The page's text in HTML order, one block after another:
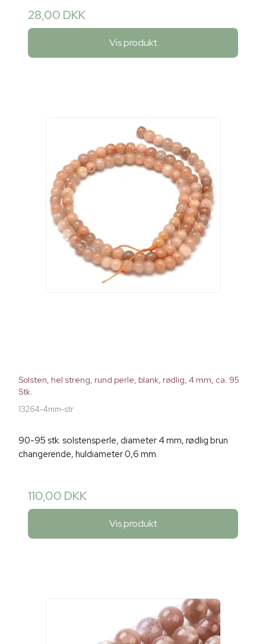
28,00 DKK
Vis produkt
Solsten, hel streng, rund perle, blank, rødlig, 4 mm, ca. 95
Stk.
13264-4mm-str
90-95 stk. solstensperle, diameter 4 mm, rødlig brun
changerende, huldiameter 0,6 mm.
110,00 DKK
Vis produkt